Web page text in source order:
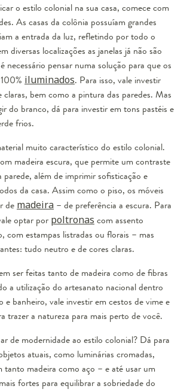
o estilo colonial na sua casa, comece com
As casas da colônia possuíam grandes
a entrada da luz, refletindo por todo o
diversas localizações as janelas já não são
necessário pensar numa solução para que os
iluminados. Para isso, vale investir
bem como a pintura das paredes. Mas
do branco, dá para investir em tons pastéis e
frios.
muito característico do estilo colonial.
madeira escura, que permite um contraste
parede, além de imprimir sofisticação e
da casa. Assim como o piso, os móveis
de madeira – de preferência a escura. Para
optar por poltronas com assento
com estampas listradas ou florais – mas
tudo neutro e de cores claras.
ser feitas tanto de madeira como de fibras
a utilização do artesanato nacional dentro
e banheiro, vale investir em cestos de vime e
trazer a natureza para mais perto de você.
de modernidade ao estilo colonial? Dá para
atuais, como luminárias cromadas,
tanto madeira como aço – e até usar um
fortes para equilibrar a sobriedade do